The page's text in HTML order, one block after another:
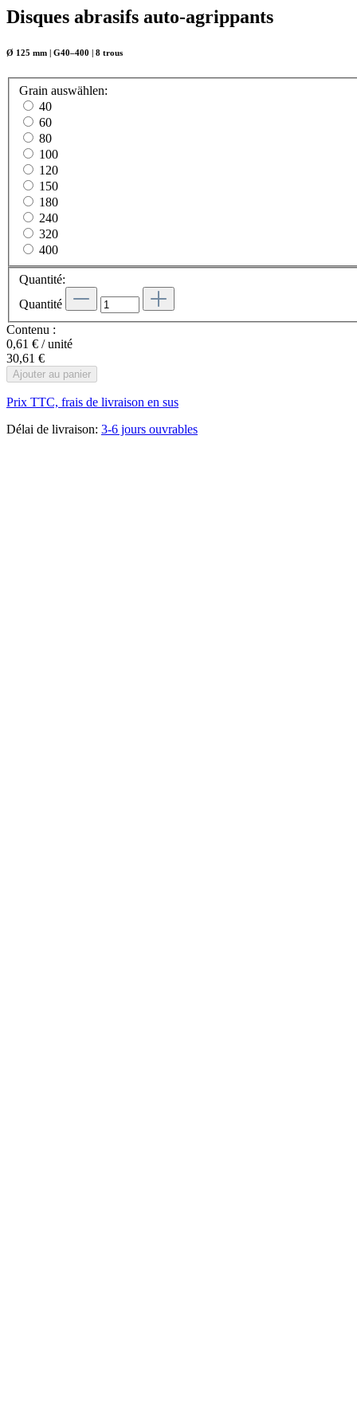
Disques abrasifs auto-agrippants
Ø 125 mm | G40–400 | 8 trous
Grain auswählen:
40
60
80
100
120
150
180
240
320
400
Quantité:
Quantité
Contenu :
0,61 € / unité
30,61 €
Ajouter au panier
Prix TTC, frais de livraison en sus
Délai de livraison: 3-6 jours ouvrables